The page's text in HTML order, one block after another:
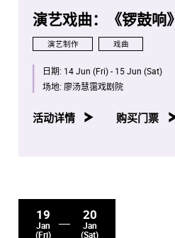
演艺戏曲：《锣鼓响》
演艺制作 戏曲
日期: 14 Jun (Fri) - 15 Jun (Sat)
场地: 廖汤慧霭戏剧院
活动详情 购买门票
19
Jan
(Fri)
20
Jan
(Sat)